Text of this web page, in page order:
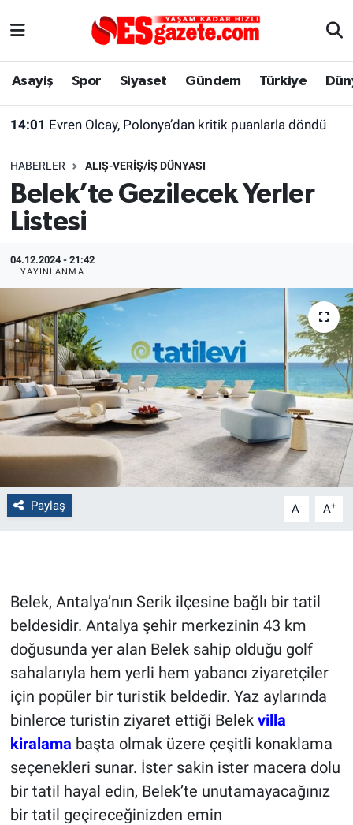
Asayiş Spor Siyaset Gündem Türkiye
14:01 Evren Olcay, Polonya’dan kritik puanlarla döndü
HABERLER ALIŞ-VERIŞ/İŞ DÜNYASI
Belek’te Gezilecek Yerler
Listesi
04.12.2024 - 21:42
YAYINLANMA
Paylaş A- A+
Belek, Antalya’nın Serik ilçesine bağlı bir tatil
beldesidir. Antalya şehir merkezinin 43 km
doğusunda yer alan Belek sahip olduğu golf
sahalarıyla hem yerli hem yabancı ziyaretçiler
için popüler bir turistik beldedir. Yaz aylarında
binlerce turistin ziyaret ettiği Belek villa
kiralama başta olmak üzere çeşitli konaklama
seçenekleri sunar. İster sakin ister macera dolu
bir tatil hayal edin, Belek’te unutamayacağınız
bir tatil geçireceğinizden emin
Asayiş
Gündem
Türkiye
Dünya
Sağlık
Alış-Veriş/İş dünyası
Yaşam
Eskişehirspor Arşivi
Eskişehir Arşivi
Röportaj
Ekonomi
Kültür Sanat
Politika
Bilecik
Kütahya
Gezi
Yerel
Magazin
Bilim ve Teknoloji
Eskişehir Nöbetçi Eczaneler
Süper Lig Puan Durumu ve Fikstür
Tüm Manşetler
Son Dakika Haberleri
Haber Arşivi